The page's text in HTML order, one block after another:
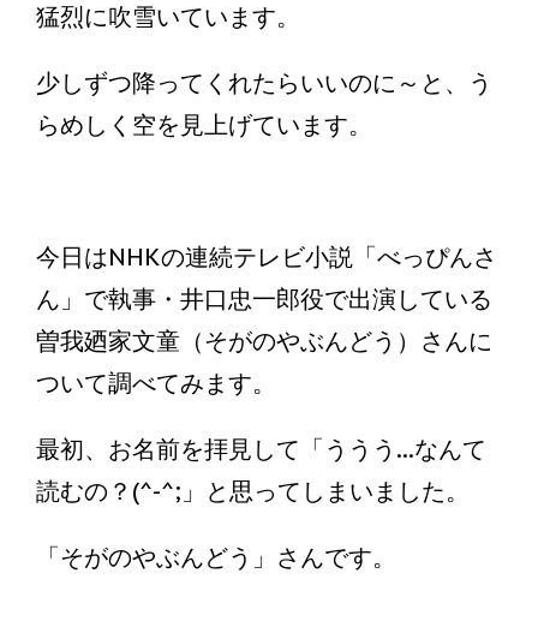
猛烈に吹雪いています。
少しずつ降ってくれたらいいのに～と、う
らめしく空を見上げています。
今日はNHKの連続テレビ小説「べっぴんさ
ん」で執事・井口忠一郎役で出演している
曽我廼家文童（そがのやぶんどう）さんに
ついて調べてみます。
最初、お名前を拝見して「ううう...なんて
読むの？(^-^;」と思ってしまいました。
「そがのやぶんどう」さんです。